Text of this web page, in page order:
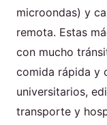
microondas) y
remota. Estas
con mucho
comida rápida y
universitarios,
transporte y